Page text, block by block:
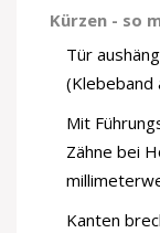
Kürzen - so
Tür
(Klebeband
Mit
Zähne bei
Kanten